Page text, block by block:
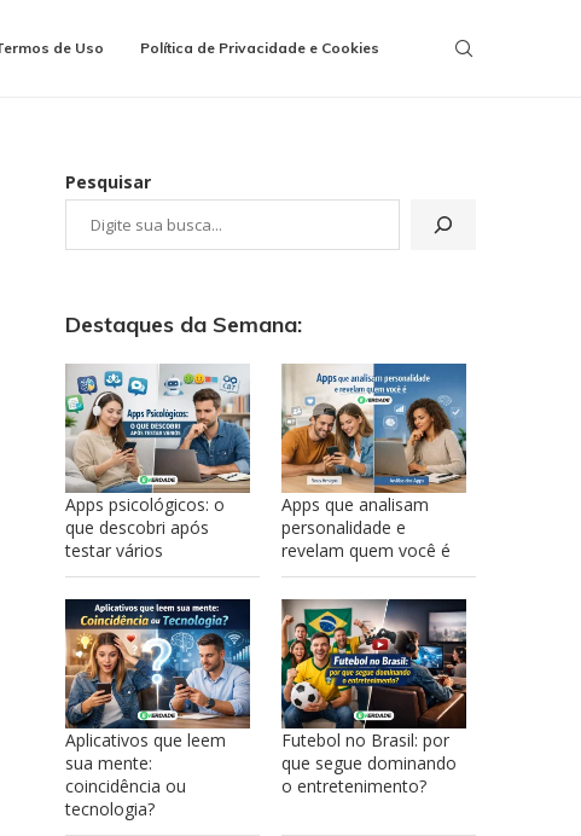
de Uso Política de Privacidade e Cookies
Pesquisar
Destaques da Semana:
Apps psicológicos: o
que descobri após
testar vários
Apps que analisam
personalidade e
revelam quem você é
Aplicativos que leem
sua mente:
coincidência ou
tecnologia?
Futebol no Brasil: por
que segue dominando
o entretenimento?